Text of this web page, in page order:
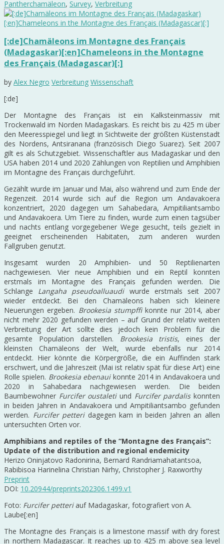
Pantherchamäleon, Survey, Verbreitung
[:de]Chamäleons im Montagne des Français
(Madagaskar)[:en]Chameleons in the Montagne
des Français (Madagascar)[:]
by Alex Negro Verbreitung Wissenschaft
[:de]
Der Montagne des Français ist ein Kalksteinmassiv mit
Trockenwald im Norden Madagaskars. Es reicht bis zu 425 m über
den Meeresspiegel und liegt in Sichtweite der größten Küstenstadt
des Nordens, Antsiranana (französisch Diego Suarez). Seit 2007
gilt es als Schutzgebiet. Wissenschaftler aus Madagaskar und den
USA haben 2014 und 2020 Zählungen von Reptilien und Amphibien
im Montagne des Français durchgeführt.
Gezählt wurde im Januar und Mai, also während und zum Ende der
Regenzeit. 2014 wurde sich auf die Region um Andavakoera
konzentriert, 2020 dagegen um Sahabedara, Ampitiliantsambo
und Andavakoera. Um Tiere zu finden, wurde zum einen tagsüber
und nachts entlang vorgegebener Wege gesucht, teils gezielt in
geeignet erscheinenden Habitaten, zum anderen wurden
Fallgruben genutzt.
Insgesamt wurden 20 Amphibien- und 50 Reptilienarten
nachgewiesen. Vier neue Amphibien und ein Reptil konnten
erstmals im Montagne des Français gefunden werden. Die
Schlange Langaha pseudoalluaudiwurde erstmals seit 2007
wieder entdeckt. Bei den Chamäleons haben sich kleinere
Neuerungen ergeben. Brookesia stumpffikonnte nur 2014, aber
nicht mehr 2020 gefunden werden – auf Grund der relativ weiten
Verbreitung der Art sollte dies jedoch kein Problem für die
gesamte Population darstellen. Brookesia tristis, eines der
kleinsten Chamäleons der Welt, wurde ebenfalls nur 2014
entdeckt. Hier könnte die Körpergröße, die ein Auffinden stark
erschwert, und die Jahreszeit (Mai ist relativ spät für diese Art) eine
Rolle spielen. Brookesia ebenauikonnte 2014 in Andavakoera und
2020 in Sahabedara nachgewiesen werden. Die beiden
Baumbewohner Furcifer oustaletiund Furcifer pardaliskonnten
in beiden Jahren in Andavakoera und Ampitiliantsambo gefunden
werden. Furcifer petteridagegen kam in beiden Jahren an allen
untersuchten Orten vor.
Amphibians and reptiles of the “Montagne des Français”:
Update of the distribution and regional endemicity
Herizo Oninjatovo Radonirina, Bernard Randriamahatantsoa,
Rabibisoa Harinelina Christian Nirhy, Christopher J. Raxworthy
Preprint
DOI: 10.20944/preprints202306.1499.v1
Foto: Furcifer petteriauf Madagaskar, fotografiert von A.
Laube[:en]
The Montagne des Français is a limestone massif with dry forest
in northern Madagascar. It reaches up to 425 m above sea level